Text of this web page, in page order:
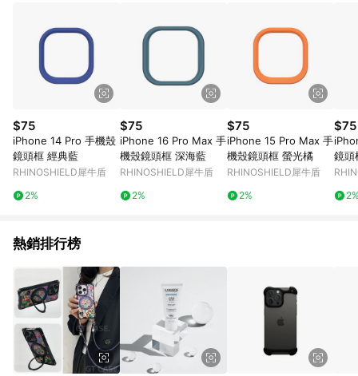
$75
iPhone 14 Pro 手機殼
鏡頭框 經典藍
RHINOSHIELD犀牛盾
2%
$75
iPhone 16 Pro Max 手
機殼鏡頭框 深海藍
RHINOSHIELD犀牛盾
2%
$75
iPhone 15 Pro Max 手
機殼鏡頭框 螢光橘
RHINOSHIELD犀牛盾
2%
$75
鏡頭
熱銷排行榜